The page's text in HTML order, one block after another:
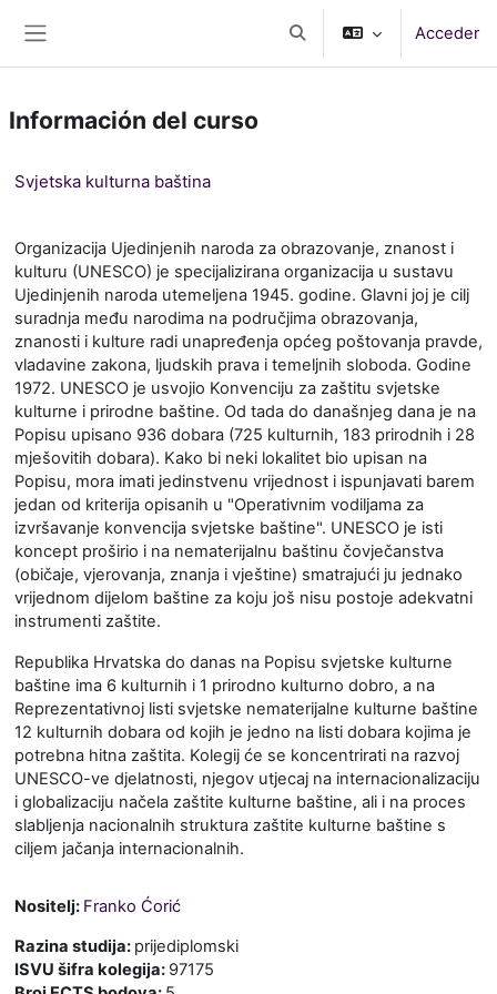
Selector de búsqueda de
Acceder
Información del curso
Svjetska kulturna baština
Organizacija Ujedinjenih naroda za obrazovanje, znanost i
kulturu (UNESCO) je specijalizirana organizacija u sustavu
Ujedinjenih naroda utemeljena 1945. godine. Glavni joj je cilj
suradnja među narodima na područjima obrazovanja,
znanosti i kulture radi unapređenja općeg poštovanja pravde,
vladavine zakona, ljudskih prava i temeljnih sloboda. Godine
1972. UNESCO je usvojio Konvenciju za zaštitu svjetske
kulturne i prirodne baštine. Od tada do današnjeg dana je na
Popisu upisano 936 dobara (725 kulturnih, 183 prirodnih i 28
mješovitih dobara). Kako bi neki lokalitet bio upisan na
Popisu, mora imati jedinstvenu vrijednost i ispunjavati barem
jedan od kriterija opisanih u "Operativnim vodiljama za
izvršavanje konvencija svjetske baštine". UNESCO je isti
koncept proširio i na nematerijalnu baštinu čovječanstva
(običaje, vjerovanja, znanja i vještine) smatrajući ju jednako
vrijednom dijelom baštine za koju još nisu postoje adekvatni
instrumenti zaštite.
Republika Hrvatska do danas na Popisu svjetske kulturne
baštine ima 6 kulturnih i 1 prirodno kulturno dobro, a na
Reprezentativnoj listi svjetske nematerijalne kulturne baštine
12 kulturnih dobara od kojih je jedno na listi dobara kojima je
potrebna hitna zaštita. Kolegij će se koncentrirati na razvoj
UNESCO-ve djelatnosti, njegov utjecaj na internacionalizaciju
i globalizaciju načela zaštite kulturne baštine, ali i na proces
slabljenja nacionalnih struktura zaštite kulturne baštine s
ciljem jačanja internacionalnih.
Nositelj: Franko Ćorić
Razina studija: prijediplomski
ISVU šifra kolegija: 97175